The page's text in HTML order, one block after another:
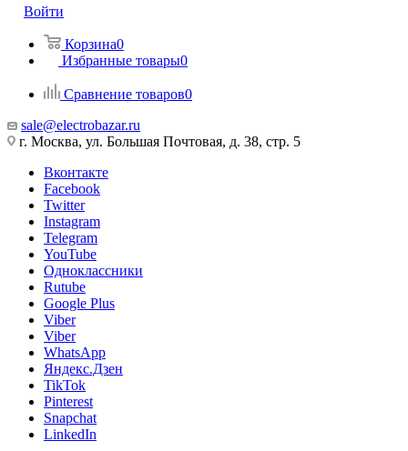
Войти
Корзина0
Избранные товары0
Сравнение товаров0
sale@electrobazar.ru
г. Москва, ул. Большая Почтовая, д. 38, стр. 5
Вконтакте
Facebook
Twitter
Instagram
Telegram
YouTube
Одноклассники
Rutube
Google Plus
Viber
Viber
WhatsApp
Яндекс.Дзен
TikTok
Pinterest
Snapchat
LinkedIn